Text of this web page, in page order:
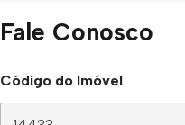
Fale Conosco
Código do Imóvel